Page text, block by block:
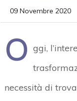
09 Novembre 2020
O ggi,
necessità di